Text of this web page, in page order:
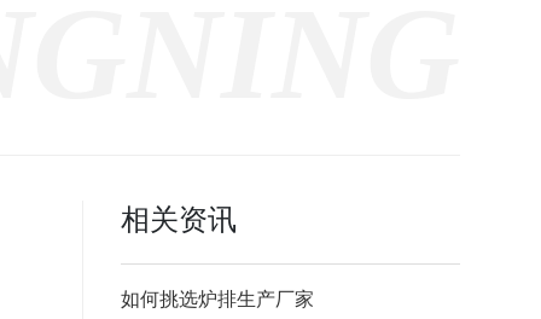
相关资讯
如何挑选炉排生产厂家